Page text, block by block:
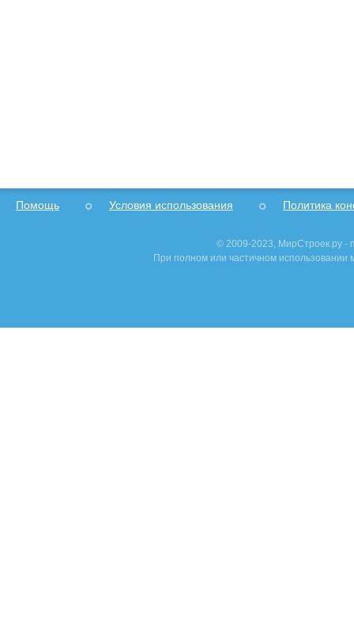
Помощь Условия использования Политика
© 2009-2023, МирСтроек.ру -
При полном или частичном использовании